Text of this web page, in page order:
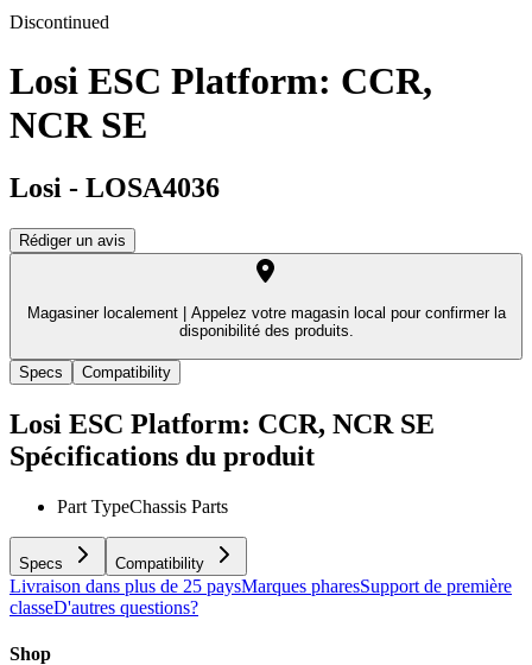
Discontinued
Losi ESC Platform: CCR,
NCR SE
Losi - LOSA4036
Rédiger un avis
Magasiner localement |
Appelez votre magasin local pour confirmer la
disponibilité des produits.
Specs Compatibility
Losi ESC Platform: CCR, NCR SE
Spécifications du produit
Part TypeChassis Parts
Specs Compatibility
Livraison dans plus de 25 paysMarques pharesSupport de première
classeD'autres questions?
Shop